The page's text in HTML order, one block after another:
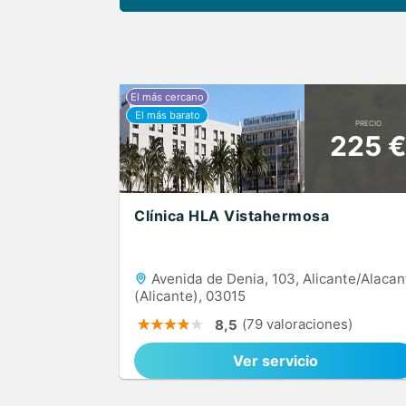
PRECIO
225 €
Clínica HLA Vistahermosa
Avenida de Denia, 103, Alicante/
(Alicante), 03015
8,5 (79 valoraciones)
Ver servicio